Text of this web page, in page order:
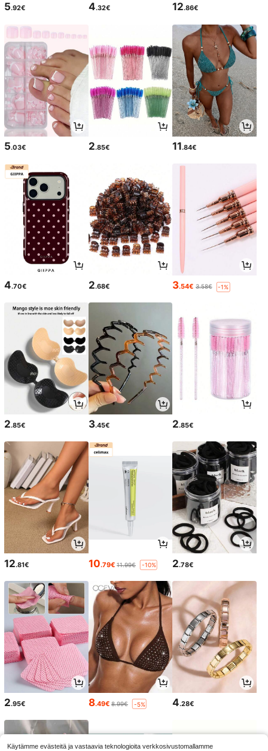
5.92€ 4.32€ 12.86€
5.03€ 2.85€ 11.84€
4.70€ 2.68€ 3.54€ 3.58€ -1%
2.85€ 3.45€ 2.85€
12.81€ 10.79€ 11.99€ -10% 2.78€
2.95€ 8.49€ 8.99€ -5% 4.28€
Käytämme evästeitä ja vastaavia teknologioita verkkosivustomallamme